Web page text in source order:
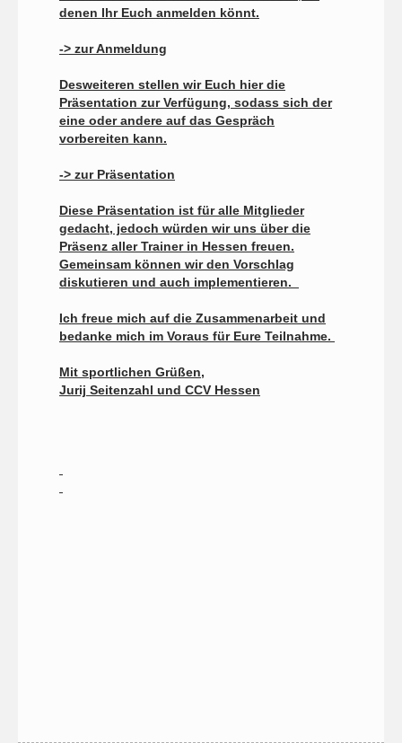
denen Ihr Euch anmelden könnt.
-> zur Anmeldung
Desweiteren stellen wir Euch hier die
Präsentation zur Verfügung, sodass sich der
eine oder andere auf das Gespräch
vorbereiten kann.
-> zur Präsentation
Diese Präsentation ist für alle Mitglieder
gedacht, jedoch würden wir uns über die
Präsenz aller Trainer in Hessen freuen.
Gemeinsam können wir den Vorschlag
diskutieren und auch implementieren.
Ich freue mich auf die Zusammenarbeit und
bedanke mich im Voraus für Eure Teilnahme.
Mit sportlichen Grüßen,
Jurij Seitenzahl und CCV Hessen